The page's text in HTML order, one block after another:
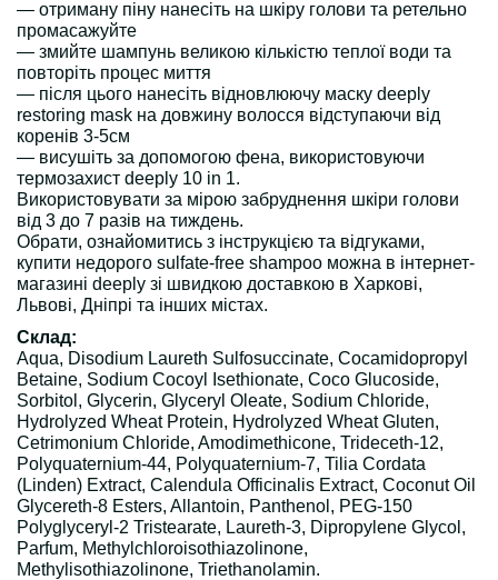
— отриману піну нанесіть на шкіру голови та ретельно
промасажуйте
— змийте шампунь великою кількістю теплої води та
повторіть процес миття
— після цього нанесіть відновлюючу маску deeply
restoring mask на довжину волосся відступаючи від
коренів 3-5см
— висушіть за допомогою фена, використовуючи
термозахист deeply 10 in 1.
Використовувати за мірою забруднення шкіри голови
від 3 до 7 разів на тиждень.
Обрати, ознайомитись з інструкцією та відгуками,
купити недорого sulfate-free shampoo можна в інтернет-
магазині deeply зі швидкою доставкою в Харкові,
Львові, Дніпрі та інших містах.
Склад:
Aqua, Disodium Laureth Sulfosuccinate, Cocamidopropyl
Betaine, Sodium Cocoyl Isethionate, Coco Glucoside,
Sorbitol, Glycerin, Glyceryl Oleate, Sodium Chloride,
Hydrolyzed Wheat Protein, Hydrolyzed Wheat Gluten,
Cetrimonium Chloride, Amodimethicone, Trideceth-12,
Polyquaternium-44, Polyquaternium-7, Tilia Cordata
(Linden) Extract, Calendula Officinalis Extract, Coconut Oil
Glycereth-8 Esters, Allantoin, Panthenol, PEG-150
Polyglyceryl-2 Tristearate, Laureth-3, Dipropylene Glycol,
Parfum, Methylchloroisothiazolinone,
Methylisothiazolinone, Triethanolamin.